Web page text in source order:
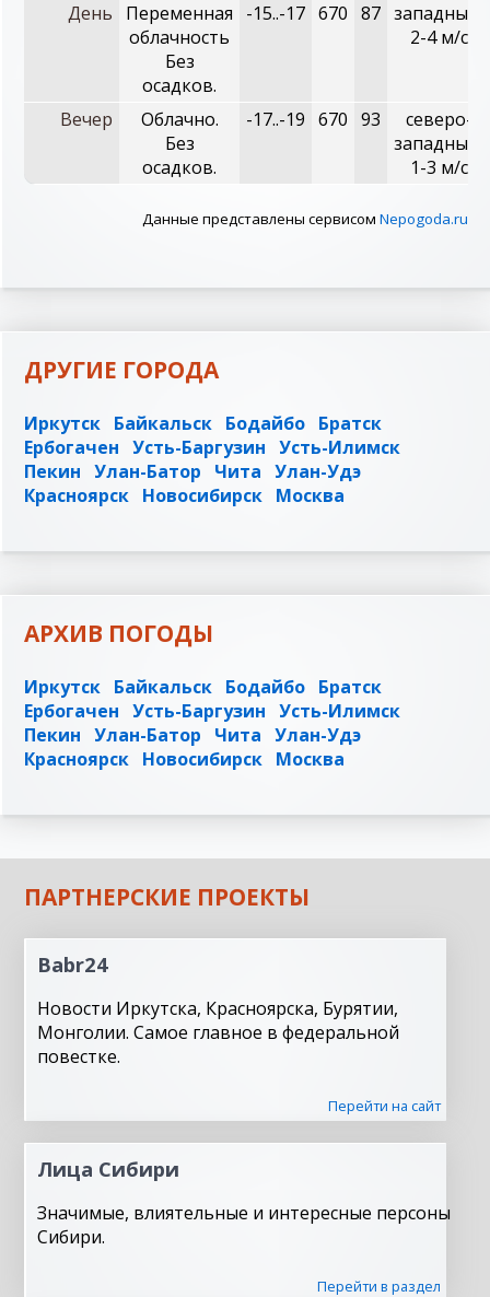
День
Переменная
облачность
Без
осадков.
-15..-17 670 87 западный,
2-4 м/с
Вечер
Облачно.
Без
осадков.
-17..-19 670 93
северо-
западный,
1-3 м/с
Данные представлены сервисом Nepogoda.ru
ДРУГИЕ ГОРОДА
Иркутск Байкальск Бодайбо Братск
Ербогачен Усть-Баргузин Усть-Илимск
Пекин Улан-Батор Чита Улан-Удэ
Красноярск Новосибирск Москва
АРХИВ ПОГОДЫ
Иркутск Байкальск Бодайбо Братск
Ербогачен Усть-Баргузин Усть-Илимск
Пекин Улан-Батор Чита Улан-Удэ
Красноярск Новосибирск Москва
ПАРТНЕРСКИЕ ПРОЕКТЫ
Babr24
Новости Иркутска, Красноярска, Бурятии,
Монголии. Самое главное в федеральной
повестке.
Перейти на сайт
Лица Сибири
Значимые, влиятельные и интересные персоны
Сибири.
Перейти в раздел